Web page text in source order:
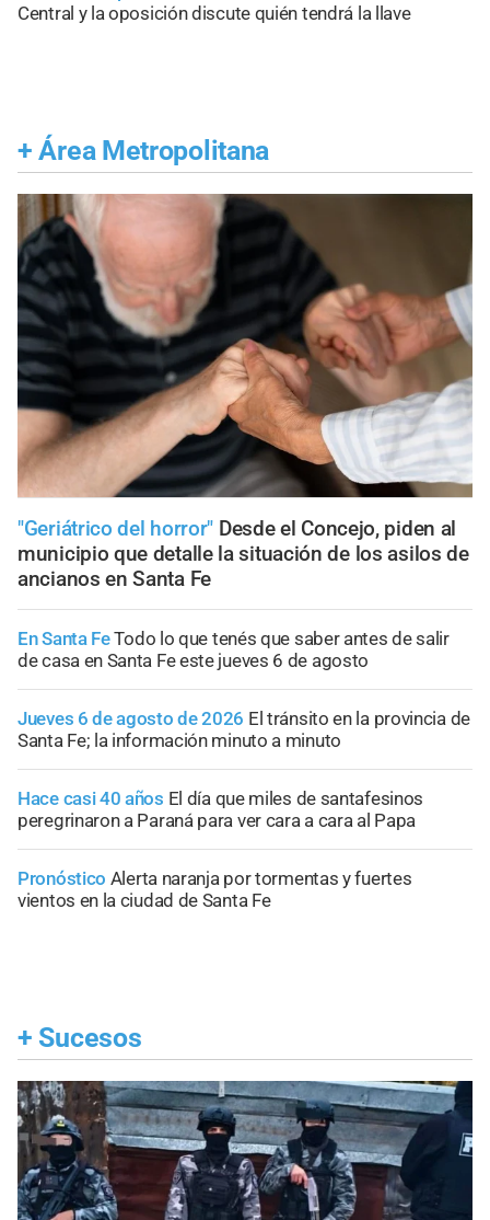
Central y la oposición discute quién tendrá la llave
+ Área Metropolitana
"Geriátrico del horror" Desde el Concejo, piden al
municipio que detalle la situación de los asilos de
ancianos en Santa Fe
En Santa FeTodo lo que tenés que saber antes de salir
de casa en Santa Fe este jueves 6 de agosto
Jueves 6 de agosto de 2026 El tránsito en la provincia de
Santa Fe; la información minuto a minuto
Hace casi 40 años El día que miles de santafesinos
peregrinaron a Paraná para ver cara a cara al Papa
Pronóstico Alerta naranja por tormentas y fuertes
vientos en la ciudad de Santa Fe
+ Sucesos